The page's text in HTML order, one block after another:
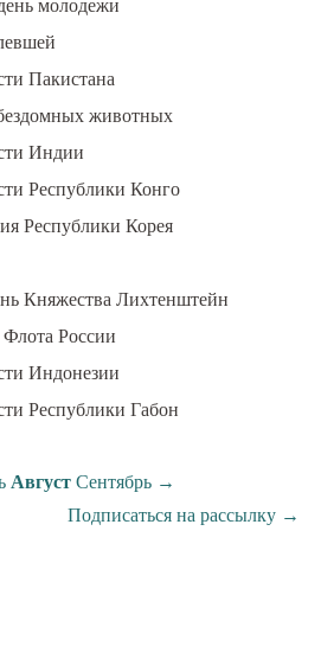
молодежи
Пакистана
животных
Индии
Республики Конго
Республики Корея
Княжества Лихтенштейн
России
Индонезии
Республики Габон
Август Сентябрь →
Подписаться на рассылку →